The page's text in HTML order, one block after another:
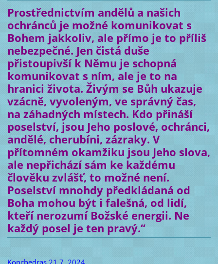
Prostřednictvím andělů a našich
ochránců je možné komunikovat s
Bohem jakkoliv, ale přímo je to příliš
nebezpečné. Jen čistá duše
přistoupivší k Němu je schopná
komunikovat s ním, ale je to na
hranici života. Živým se Bůh ukazuje
vzácně, vyvoleným, ve správný čas,
na záhadných místech. Kdo přináší
poselství, jsou Jeho poslové, ochránci,
andělé, cherubíni, zázraky. V
přítomném okamžiku jsou Jeho slova,
ale nepřichází sám ke každému
člověku zvlášť, to možné není.
Poselství mnohdy předkládaná od
Boha mohou být i falešná, od lidí,
kteří nerozumí Božské energii. Ne
každý posel je ten pravý.“